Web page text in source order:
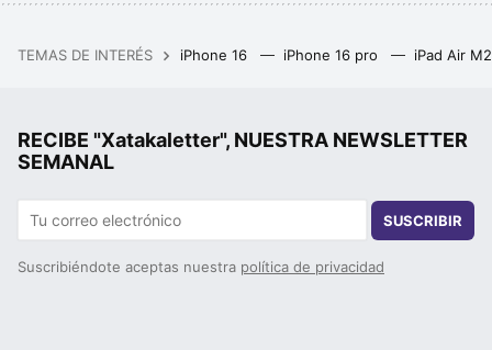
TEMAS DE INTERÉS iPhone 16 iPhone 16 pro iPad Air
RECIBE "Xatakaletter", NUESTRA NEWSLETTER
SEMANAL
SUSCRIBIR
Suscribiéndote aceptas nuestra política de privacidad